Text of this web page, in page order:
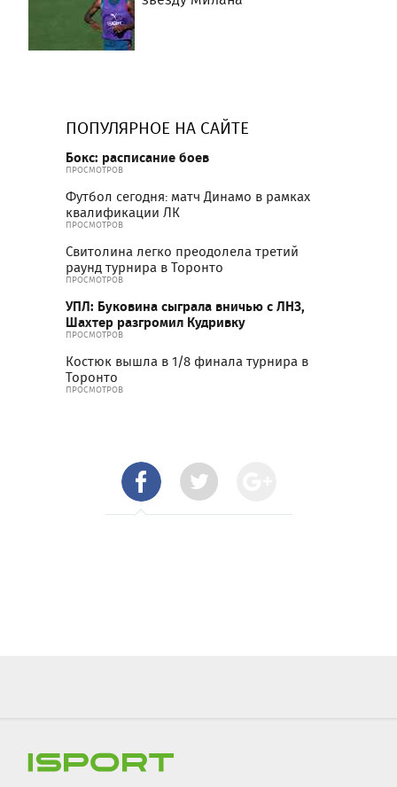
ПОПУЛЯРНОЕ НА САЙТЕ
Бокс: расписание боев
ПРОСМОТРОВ
Футбол сегодня: матч Динамо в рамках
квалификации ЛК
ПРОСМОТРОВ
Свитолина легко преодолела третий
раунд турнира в Торонто
ПРОСМОТРОВ
УПЛ: Буковина сыграла вничью с ЛНЗ,
Шахтер разгромил Кудривку
ПРОСМОТРОВ
Костюк вышла в 1/8 финала турнира в
Торонто
ПРОСМОТРОВ